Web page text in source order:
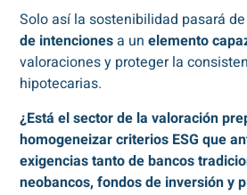
Solo así la sostenibilidad pasará
de intencionesa unelemento
valoraciones y proteger la
hipotecarias.
¿Está el sector de la valoración
homogeneizar criterios ESG que
exigencias tanto de bancos
neobancos, fondos de inversión y